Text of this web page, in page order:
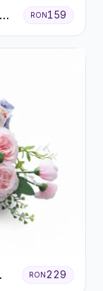
RON159
RON229